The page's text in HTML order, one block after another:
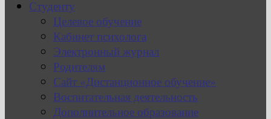
Студенту
Целевое обучение
Кабинет психолога
Электронный журнал
Родителям
Сайт «Дистанционное обучение»
Воспитательная деятельность
Дополнительное образование